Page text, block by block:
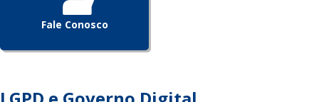
Fale Conosco